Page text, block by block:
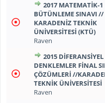
2017 MATEMATİK-1
BÜTÜNLEME SINAVI //
KARADENİZ TEKNİK
ÜNİVERSİTESİ (KTÜ)
Raven
2015 DİFERANSİYEL
DENKLEMLER FİNAL
ÇÖZÜMLERİ //
TEKNİK ÜNİVERSİTESİ
Raven